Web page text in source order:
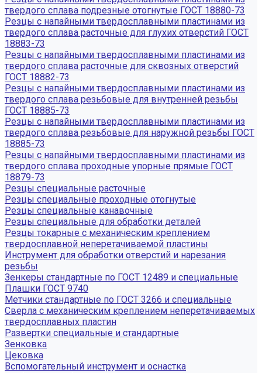
твердого сплава подрезные отогнутые ГОСТ 18880-73
Резцы с напайными твердосплавными пластинами из
твердого сплава расточные для глухих отверстий ГОСТ
18883-73
Резцы с напайными твердосплавными пластинами из
твердого сплава расточные для сквозных отверстий
ГОСТ 18882-73
Резцы с напайными твердосплавными пластинами из
твердого сплава резьбовые для внутренней резьбы
ГОСТ 18885-73
Резцы с напайными твердосплавными пластинами из
твердого сплава резьбовые для наружной резьбы ГОСТ
18885-73
Резцы с напайными твердосплавными пластинами из
твердого сплава проходные упорные прямые ГОСТ
18879-73
Резцы специальные расточные
Резцы специальные проходные отогнутые
Резцы специальные канавочные
Резцы специальные для обработки деталей
Резцы токарные с механическим креплением
твердосплавной неперетачиваемой пластины
Инструмент для обработки отверстий и нарезания
резьбы
Зенкеры стандартные по ГОСТ 12489 и специальные
Плашки ГОСТ 9740
Метчики стандартные по ГОСТ 3266 и специальные
Сверла с механическим креплением неперетачиваемых
твердосплавных пластин
Развертки специальные и стандартные
Зенковка
Цековка
Вспомогательный инструмент и оснастка